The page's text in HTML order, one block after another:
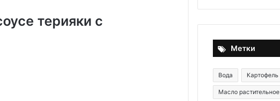
терияки с
Метки
Вода Картофель
Масло растительное